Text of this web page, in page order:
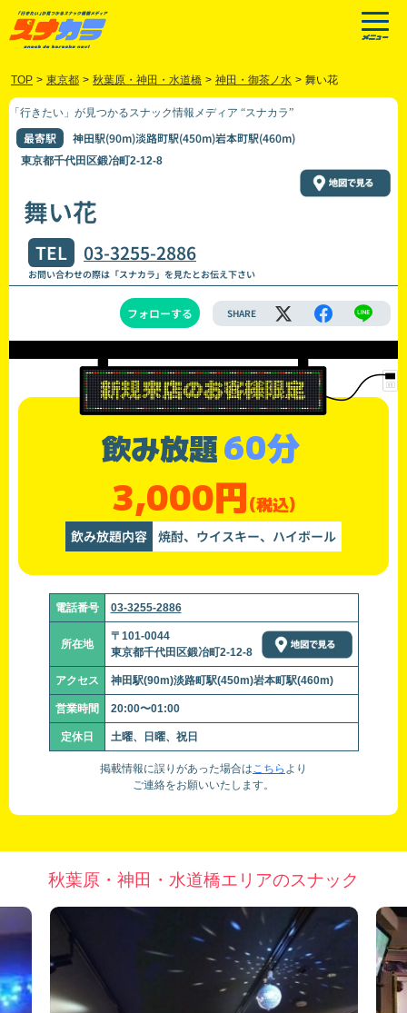
TOP > 東京都 > 秋葉原・神田・水道橋 > 神田・御茶ノ水 > 舞い花
「行きたい」が見つかるスナック情報メディア “スナカラ”
最寄駅 神田駅(90m)淡路町駅(450m)岩本町駅(460m)
東京都千代田区鍛冶町2-12-8
舞い花
TEL 03-3255-2886
お問い合わせの際は「スナカラ」を見たとお伝え下さい
フォローする SHARE
飲み放題60分
3,000円(税込)
飲み放題内容 焼酎、ウイスキー、ハイボール
電話番号 03-3255-2886
所在地
〒101-0044
東京都千代田区鍛冶町2-12-8
アクセス 神田駅(90m)淡路町駅(450m)岩本町駅(460m)
営業時間 20:00〜01:00
定休日 土曜、日曜、祝日
掲載情報に誤りがあった場合はこちら より
ご連絡をお願いいたします。
秋葉原・神田・水道橋エリアのスナック